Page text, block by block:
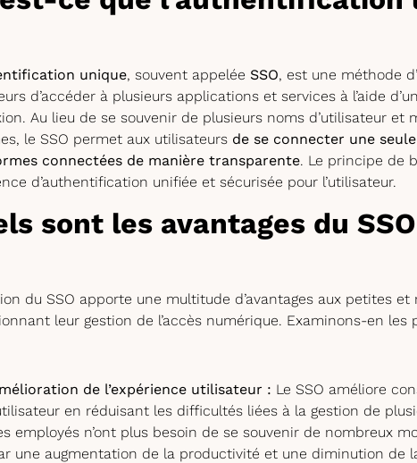
unique, souvent appelée SSO, est une méthode
d’accéder à plusieurs applications et services à l’aide
Au lieu de se souvenir de plusieurs noms d’utilisateur et
le SSO permet aux utilisateurs de se connecter une
connectées de manière transparente. Le principe de
d’authentification unifiée et sécurisée pour l’utilisateur.
sont les avantages du
du SSO apporte une multitude d’avantages aux petites
leur gestion de l’accès numérique. Examinons-en les
de l’expérience utilisateur : Le SSO améliore
en réduisant les difficultés liées à la gestion de
employés n’ont plus besoin de se souvenir de nombreux
une augmentation de la productivité et une diminution de